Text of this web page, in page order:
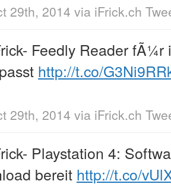
29th, 2014 via iFrick.ch
Feedly Reader
http://t.co/
29th, 2014 via iFrick.ch
Playstation 4:
bereit http://t.co/